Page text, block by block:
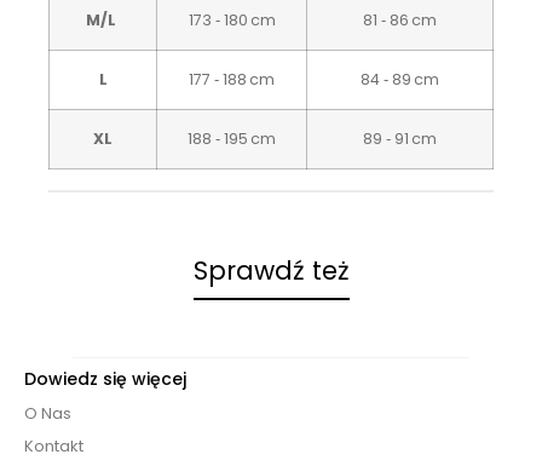
M/L 173 ‑ 180 cm 81 ‑ 86 cm
L 177 ‑ 188 cm 84 ‑ 89 cm
XL 188 ‑ 195 cm 89 ‑ 91 cm
Sprawdź też
Dowiedz się więcej
O Nas
Kontakt